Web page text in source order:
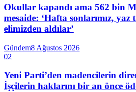
Okullar kapandı ama 562 bin
mesaide: ‘Hafta sonlarımız,
elimizden aldılar’
Gündem8 Ağustos 2026
02
Yeni Parti’den madencilerin
İşçilerin haklarını bir an önce